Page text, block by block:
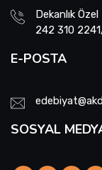
Dekanlık
242 310
E-POSTA
SOSYAL